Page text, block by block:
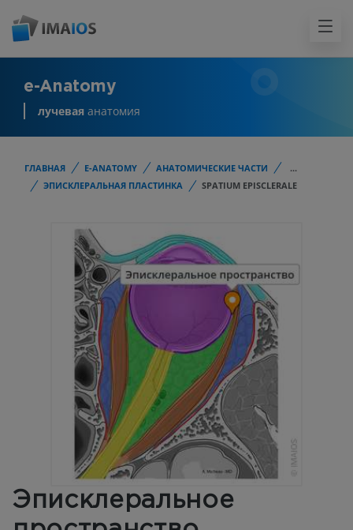
e-Anatomy
лучевая анатомия
ГЛАВНАЯ E-ANATOMY АНАТОМИЧЕСКИЕ ЧАСТИ
...
ЭПИСКЛЕРАЛЬНАЯ ПЛАСТИНКА
SPATIUM EPISCLERALE
Эписклеральное